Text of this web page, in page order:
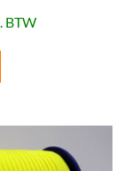
BTW